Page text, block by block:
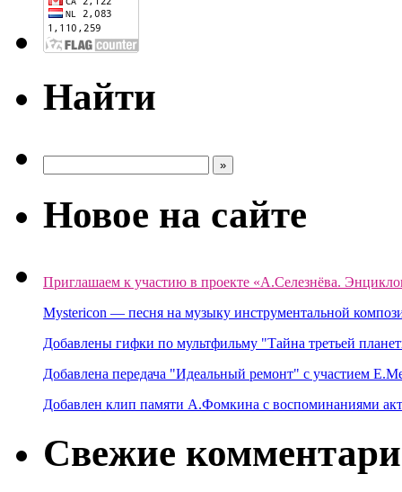
Найти
Новое на сайте
Приглашаем к участию в проекте «А.Селезнёва.
Mystericon — песня на музыку инструментальной
Добавлены гифки по мультфильму "Тайна третьей
Добавлена передача "Идеальный ремонт" с участием
Добавлен клип памяти А.Фомкина с воспоминаниями
Свежие